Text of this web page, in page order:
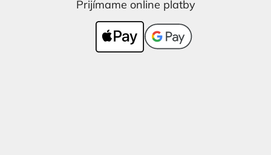
Prijímame online platby